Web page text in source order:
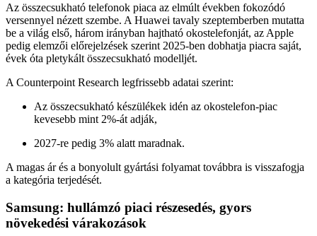
Az összecsukható telefonok piaca az elmúlt években fokozódó
versennyel nézett szembe. A Huawei tavaly szeptemberben mutatta
be a világ első, három irányban hajtható okostelefonját, az Apple
pedig elemzői előrejelzések szerint 2025-ben dobhatja piacra saját,
évek óta pletykált összecsukható modelljét.
A Counterpoint Research legfrissebb adatai szerint:
Az összecsukható készülékek idén az okostelefon-piac
kevesebb mint 2%-át adják,
2027-re pedig 3% alatt maradnak.
A magas ár és a bonyolult gyártási folyamat továbbra is visszafogja
a kategória terjedését.
Samsung: hullámzó piaci részesedés, gyors
növekedési várakozások